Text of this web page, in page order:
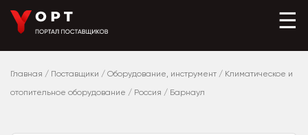
☰
Главная / Поставщики / Оборудование, инструмент / Климатическое и
отопительное оборудование / Россия / Барнаул